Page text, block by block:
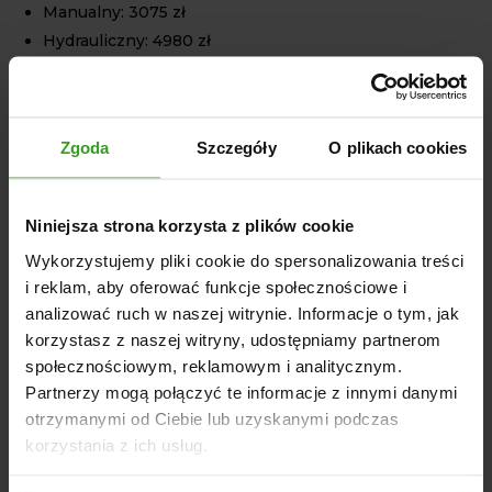
Zgoda Szczegóły O plikach cookies
Niniejsza strona korzysta z plików cookie
Wykorzystujemy pliki cookie do spersonalizowania treści
i reklam, aby oferować funkcje społecznościowe i
analizować ruch w naszej witrynie. Informacje o tym, jak
korzystasz z naszej witryny, udostępniamy partnerom
społecznościowym, reklamowym i analitycznym.
Partnerzy mogą połączyć te informacje z innymi danymi
otrzymanymi od Ciebie lub uzyskanymi podczas
korzystania z ich usług.
Manualny: 3075 zł
Hydrauliczny: 4980 zł
DANE TECHNICZNE
Szerokość: 2600 mm
Głębokość: 1900 mm
Waga: 460-514 kg (w zależności od wersji)
Średnica szczotki: 750 mm
Model: Dostępne wersje z różnymi opcjami szczotek
oraz zbiorników na nieczystości (manualne lub
hydrauliczne).